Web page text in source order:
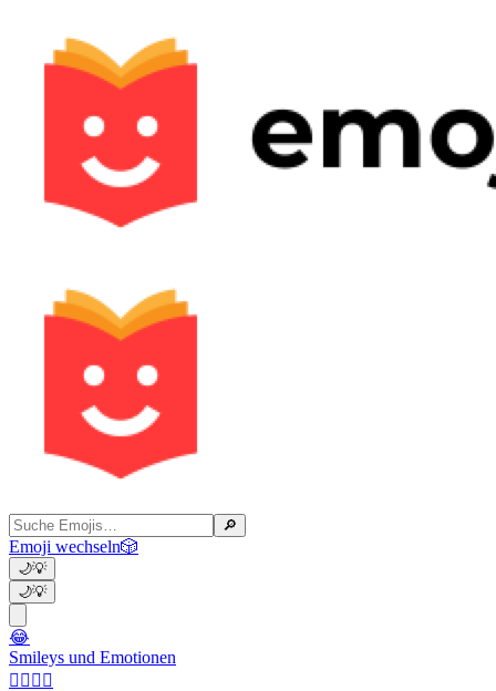
🔎
Emoji wechseln🎲
🌙💡
🌙💡
😂
Smileys und Emotionen
👩‍❤️‍💋‍👨